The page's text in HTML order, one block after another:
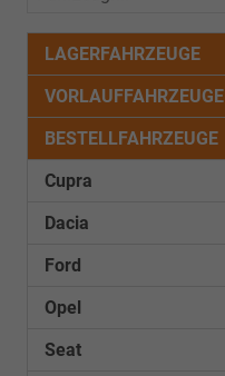
LAGERFAHRZEUGE
VORLAUFFAHRZEUGE
BESTELLFAHRZEUGE
Cupra
Dacia
Ford
Opel
Seat